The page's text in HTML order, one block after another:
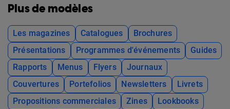
Plus de modèles
Les magazines Catalogues
Brochures
Présentations
Programmes d'événements
Guides
Rapports
Menus Flyers
Journaux
Couvertures
Portefolios Newsletters
Livrets
Propositions commerciales
Zines
Lookbooks